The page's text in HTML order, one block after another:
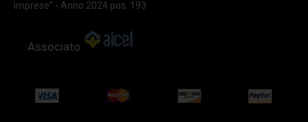
imprese” - Anno 2024 pos. 193
Associato